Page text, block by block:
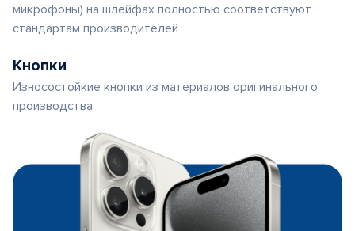
микрофоны) на шлейфах полностью соответствуют
стандартам производителей
Кнопки
Износостойкие кнопки из материалов оригинального
производства